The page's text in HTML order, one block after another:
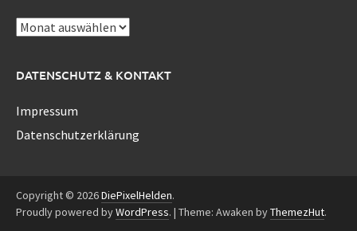
Archiv
DATENSCHUTZ & KONTAKT
Impressum
Datenschutzerklärung
Copyright © 2026DiePixelHelden.
Proudly powered byWordPress. | Theme: Awaken byThemezHut.